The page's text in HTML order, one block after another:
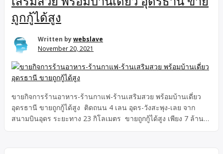
ถูกกู้ได้สูง
Written bywebslave
November 20, 2021
ขายกิจการร้านอาหาร-ร้านกาแฟ-ร้านเสริมสวย พร้อมบ้านเดี่ยว
อุดรธานี ขายถูกกู้ได้สูง ติดถนน 4 เลน อุดร-วังสะพุง-เลย จาก
สนามบินอุดร ระยะทาง 23 กิโลเมตร ขายถูกกู้ได้สูง เพียง 7 ล้าน